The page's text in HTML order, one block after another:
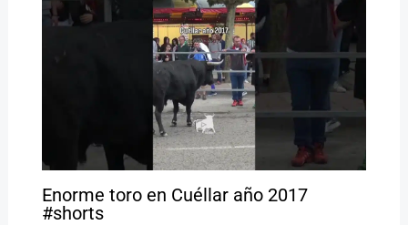
Enorme toro en Cuéllar año 2017
#shorts